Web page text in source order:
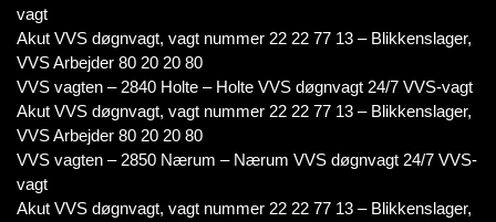
vagt
Akut VVS døgnvagt, vagt nummer 22 22 77 13 – Blikkenslager,
VVS Arbejder 80 20 20 80
VVS vagten – 2840 Holte – Holte VVS døgnvagt 24/7 VVS-vagt
Akut VVS døgnvagt, vagt nummer 22 22 77 13 – Blikkenslager,
VVS Arbejder 80 20 20 80
VVS vagten – 2850 Nærum – Nærum VVS døgnvagt 24/7 VVS-
vagt
Akut VVS døgnvagt, vagt nummer 22 22 77 13 – Blikkenslager,